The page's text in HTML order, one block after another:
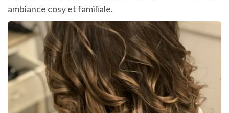
ambiance cosy et familiale.